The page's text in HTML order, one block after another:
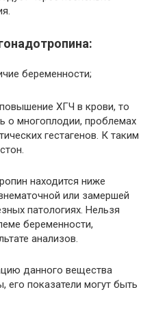
беременности;
ХГЧ в крови, то
о многоплодии, проблемах
гестагенов. К таким
находится ниже
или замершей
патологиях. Нельзя
беременности,
анализов.
данного вещества
его показатели могут быть